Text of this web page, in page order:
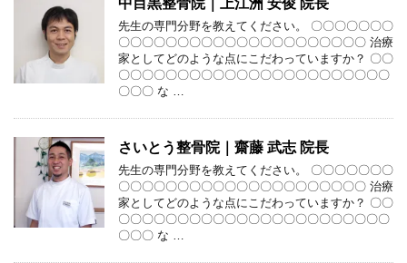
中目黒整骨院｜上江洲 安俊 院長
先生の専門分野を教えてください。 〇〇〇〇〇〇〇
〇〇〇〇〇〇〇〇〇〇〇〇〇〇〇〇〇〇〇〇〇 治療
家としてどのような点にこだわっていますか？ 〇〇
〇〇〇〇〇〇〇〇〇〇〇〇〇〇〇〇〇〇〇〇〇〇〇
〇〇〇 な …
さいとう整骨院｜齋藤 武志 院長
先生の専門分野を教えてください。 〇〇〇〇〇〇〇
〇〇〇〇〇〇〇〇〇〇〇〇〇〇〇〇〇〇〇〇〇 治療
家としてどのような点にこだわっていますか？ 〇〇
〇〇〇〇〇〇〇〇〇〇〇〇〇〇〇〇〇〇〇〇〇〇〇
〇〇〇 な …